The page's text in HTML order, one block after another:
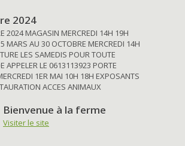
2024
2024 MAGASIN MERCREDI 14H 19H
MARS AU 30 OCTOBRE MERCREDI 14H
LES SAMEDIS POUR TOUTE
APPELER LE 0613113923 PORTE
1ER MAI 10H 18H EXPOSANTS
ACCES ANIMAUX
Bienvenue à la ferme
Visiter le site